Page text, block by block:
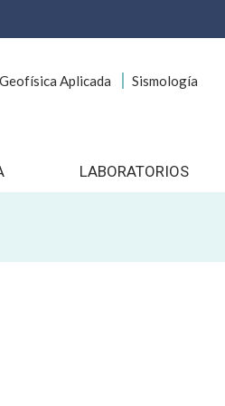
Geofísica Aplicada Sismología
LABORATORIOS